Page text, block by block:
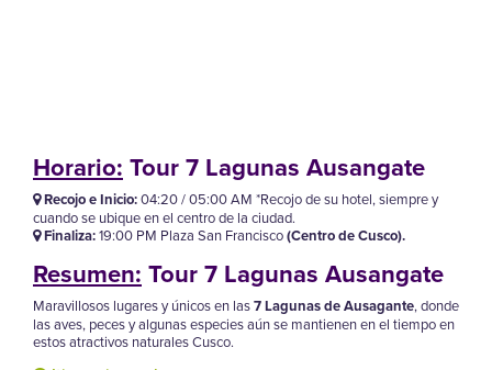
Horario: Tour 7 Lagunas Ausangate
Recojo e Inicio:04:20 / 05:00 AM *Recojo de su hotel, siempre y
cuando se ubique en el centro de la ciudad.
Finaliza:19:00 PM Plaza San Francisco(Centro de Cusco).
Resumen: Tour 7 Lagunas Ausangate
Maravillosos lugares y únicos en las7 Lagunas de Ausagante, donde
las aves, peces y algunas especies aún se mantienen en el tiempo en
estos atractivos naturales Cusco.